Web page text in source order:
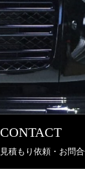
CONTACT
見積もり依頼・お問